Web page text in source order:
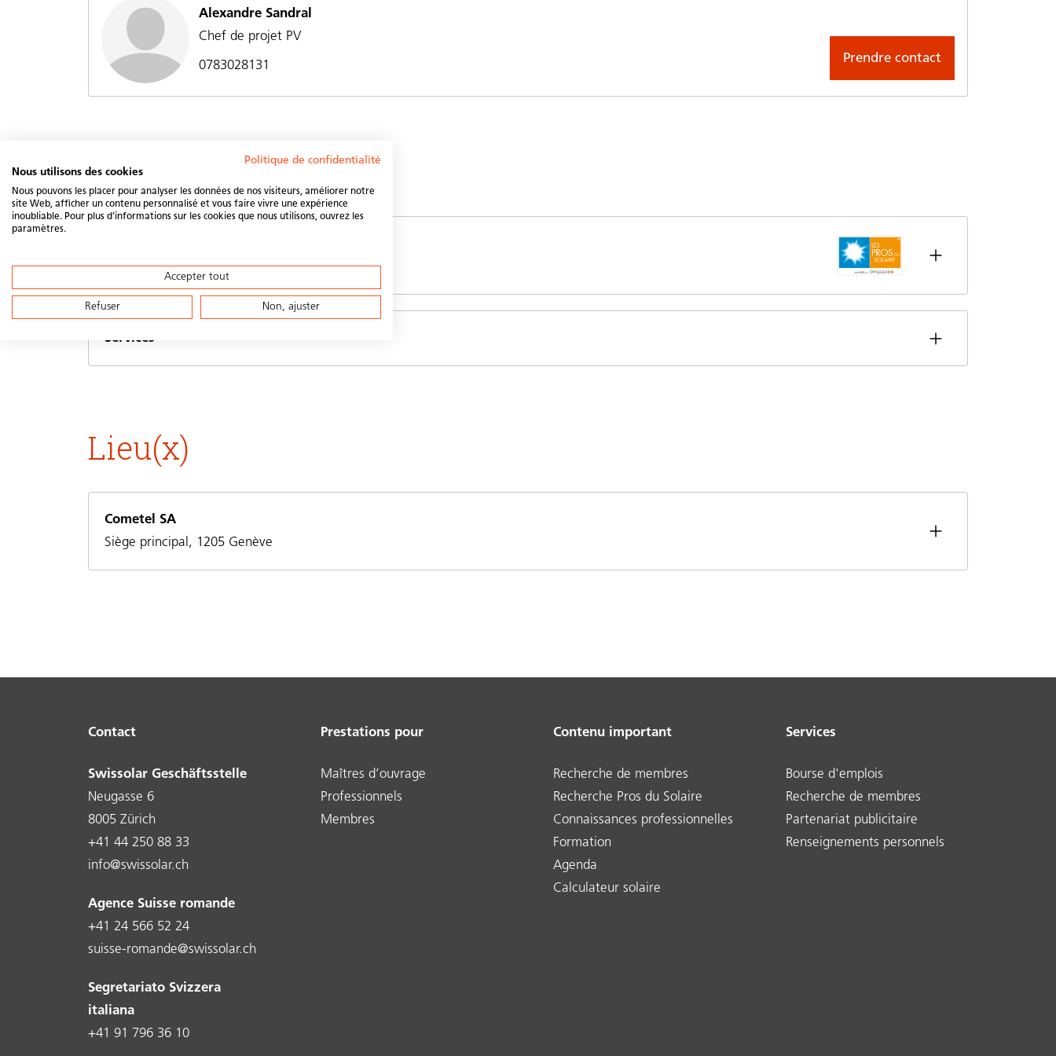
Alexandre Sandral
Chef de projet PV
0783028131 Prendre contact
Services
Conseil et réalisation (installation)
Services
Lieu(x)
Cometel SA
Siège principal, 1205 Genève
Contact
Swissolar Geschäftsstelle
Neugasse 6
8005 Zürich
+41 44 250 88 33
info@swissolar.ch
Agence Suisse romande
+41 24 566 52 24
suisse-romande@swissolar.ch
Segretariato Svizzera
italiana
+41 91 796 36 10
Prestations pour
Maîtres d’ouvrage
Professionnels
Membres
Contenu important
Recherche de membres
Recherche Pros du Solaire
Connaissances professionnelles
Formation
Agenda
Calculateur solaire
Services
Bourse d'emplois
Recherche de membres
Partenariat publicitaire
Renseignements personnels
Politique de confidentialité
Nous utilisons des cookies
Nous pouvons les placer pour analyser les données de nos visiteurs, améliorer notre
site Web, afficher un contenu personnalisé et vous faire vivre une expérience
inoubliable. Pour plus d'informations sur les cookies que nous utilisons, ouvrez les
paramètres.
Accepter tout
Refuser Non, ajuster